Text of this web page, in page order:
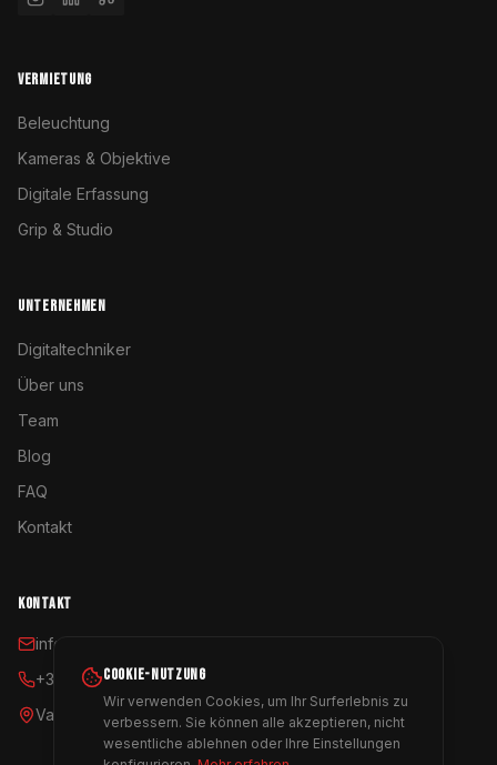
VERMIETUNG
Beleuchtung
Kameras & Objektive
Digitale Erfassung
Grip & Studio
UNTERNEHMEN
Digitaltechniker
Über uns
Team
Blog
FAQ
Kontakt
KONTAKT
info@coyoterent.com
+34 641 23 11 24
Valencia, España
COOKIE-NUTZUNG
Wir verwenden Cookies, um Ihr Surferlebnis zu
verbessern. Sie können alle akzeptieren, nicht
wesentliche ablehnen oder Ihre Einstellungen